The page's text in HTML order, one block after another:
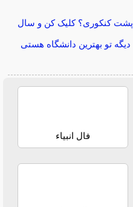
پشت کنکوری؟ کلیک کن و سال
دیگه تو بهترین دانشگاه هستی
فال انبیاء